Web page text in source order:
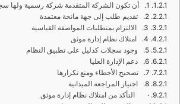
1. أن تكون الشركة المتقدمة شركة رسمية ولها سجل تجاري
2. تقديم طلب إلى جهة مانحة معتمدة
3. الالتزام بمتطلبات المواصفة القياسية
4. امتلاك نظام إدارة موثق
5. وجود سجلات كدليل على تطبيق النظام
6. دعم الإدارة العليا
7. تصحيح الأخطاء ومنع تكرارها
8. اجتياز المراجعة الميدانية
· التأكد من امتلاك نظام إدارة موثق